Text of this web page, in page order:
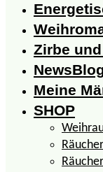
Zirbe
Meine
SHOP